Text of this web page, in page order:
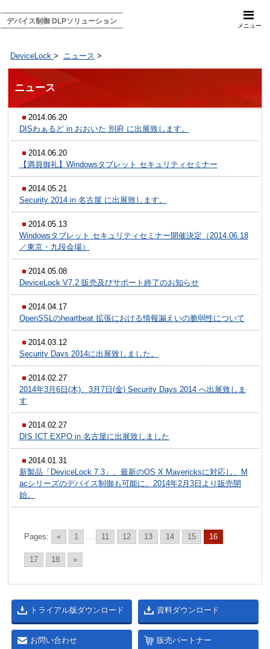
メニュー
デバイス制御 DLPソリューション
DeviceLock > ニュース >
ニュース
2014.06.20
DISわぁるど in おおいた 別府 に出展致します。
2014.06.20
【満員御礼】Windowsタブレット セキュリティセミナー
2014.05.21
Security 2014 in 名古屋 に出展致します。
2014.05.13
Windowsタブレット セキュリティセミナー開催決定（2014.06.18
／東京・九段会場）
2014.05.08
DeviceLock V7.2 販売及びサポート終了のお知らせ
2014.04.17
OpenSSLのheartbeat 拡張における情報漏えいの脆弱性について
2014.03.12
Security Days 2014に出展致しました。
2014.02.27
2014年3月6日(木)、3月7日(金) Security Days 2014 へ出展致しま
す
2014.02.27
DIS ICT EXPO in 名古屋に出展致しました
2014.01.31
新製品「DeviceLock 7.3」、最新のOS X Mavericksに対応し、M
acシリーズのデバイス制御も可能に。2014年2月3日より販売開
始。
Pages: « 1 ... 11 12 13 14 15 16
17 18 »
トライアル版ダウンロード 資料ダウンロード
お問い合わせ 販売パートナー